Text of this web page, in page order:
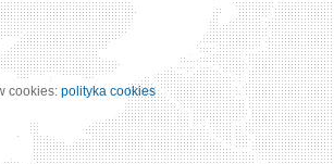
cookies: polityka cookies